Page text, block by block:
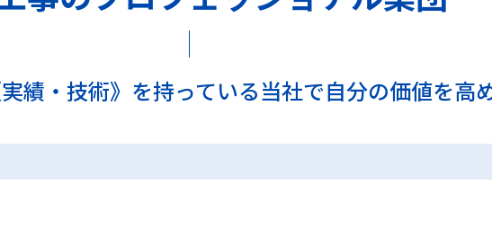
績・技術》を持っている当社で自分の価値を高